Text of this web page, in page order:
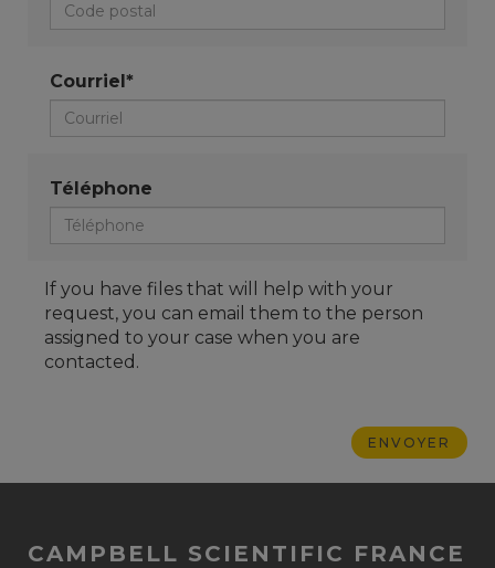
Courriel*
Téléphone
If you have files that will help with your
request, you can email them to the person
assigned to your case when you are
contacted.
CAMPBELL SCIENTIFIC FRANCE